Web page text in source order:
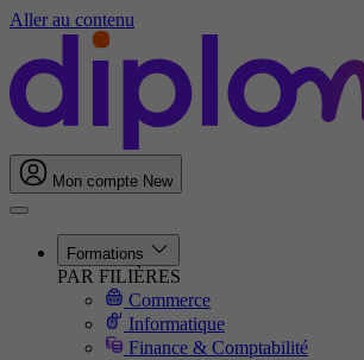
Aller au contenu
Mon compte New
Formations
PAR FILIÈRES
Commerce
Informatique
Finance & Comptabilité